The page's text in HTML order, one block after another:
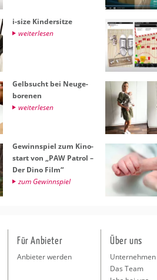
i-size Kin­der­sit­ze
wei­ter­le­sen
Gelb­sucht bei Neu­ge­
bo­re­nen
wei­ter­le­sen
Ge­winn­spiel zum Ki­no­
start von „PAW Pa­t­rol –
Der Dino Film“
zum Ge­winn­spiel
Für Anbieter
Anbieter werden
Über uns
Unternehmen
Das Team